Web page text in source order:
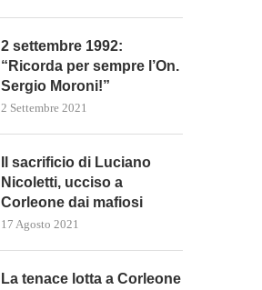
2 settembre 1992:
“Ricorda per sempre l’On.
Sergio Moroni!”
2 Settembre 2021
Il sacrificio di Luciano
Nicoletti, ucciso a
Corleone dai mafiosi
17 Agosto 2021
La tenace lotta a Corleone